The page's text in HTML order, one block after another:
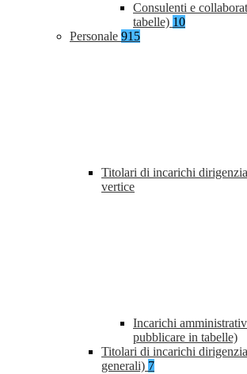
Consulenti e
tabelle) 10
Personale 915
Titolari di incarichi
vertice
Incarichi
pubblicare in tabelle)
Titolari di incarichi
generali) 7